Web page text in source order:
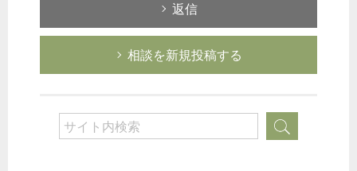
返信
相談を新規投稿する